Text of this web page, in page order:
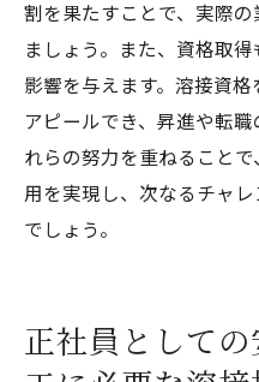
キャリアアップ
溶接技術で築く
配管工における溶接
ップの関係
溶接技術が配管
配管工としての
配管工にとって
用
割を果たすことで、実際
ましょう。また、資格取
影響を与えます。溶接資
アピールでき、昇進や転
れらの努力を重ねること
用を実現し、次なるチャ
でしょう。
正社員として